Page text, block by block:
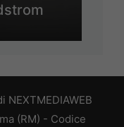
(RM) - Codice